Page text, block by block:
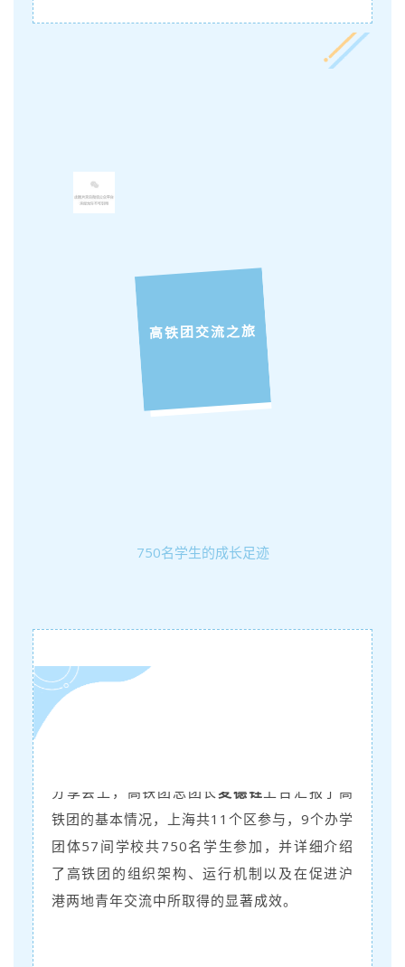
高铁团交流之旅
750名学生的成长足迹
分享会上，高铁团总团长 麦德铨 上台汇报了高
铁团的基本情况，上海共11个区参与，9个办学
团体57间学校共750名学生参加，并详细介绍
了高铁团的组织架构、运行机制以及在促进沪
港两地青年交流中所取得的显著成效。